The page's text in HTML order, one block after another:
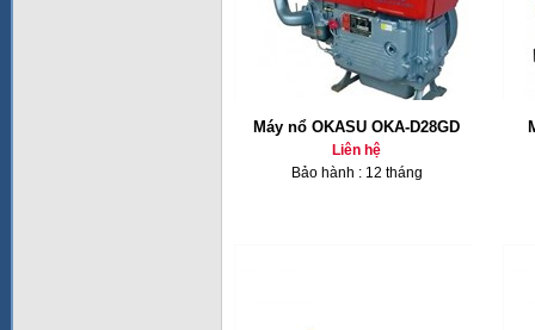
Máy nổ OKASU OKA-D28GD
Liên hệ
Bảo hành : 12 tháng